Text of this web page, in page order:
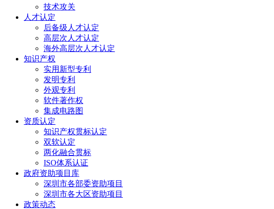
技术攻关
人才认定
后备级人才认定
高层次人才认定
海外高层次人才认定
知识产权
实用新型专利
发明专利
外观专利
软件著作权
集成电路图
资质认定
知识产权贯标认定
双软认定
两化融合贯标
ISO体系认证
政府资助项目库
深圳市各部委资助项目
深圳市各大区资助项目
政策动态